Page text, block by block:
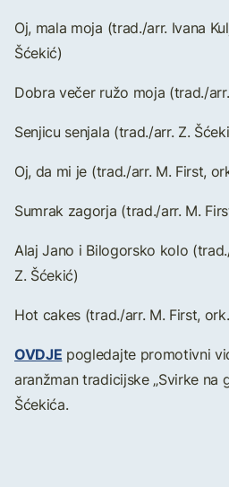
Oj, mala moja (trad./arr. Ivana
Šćekić)
Dobra večer ružo moja (trad./
Senjicu senjala (trad./arr. Z.
Oj, da mi je (trad./arr. M. First,
Sumrak zagorja (trad./arr. M.
Alaj Jano i Bilogorsko kolo
Z. Šćekić)
Hot cakes (trad./arr. M. First,
OVDJE pogledajte promotivni
aranžman tradicijske „Svirke na
Šćekića.